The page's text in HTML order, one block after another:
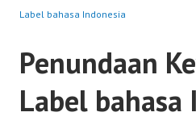
Label bahasa Indonesia
Penundaan
Label bahasa